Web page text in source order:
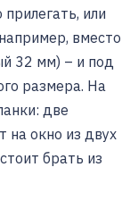
или
вместо
32 мм) – и под
размера. На
две
на окно из двух
брать из